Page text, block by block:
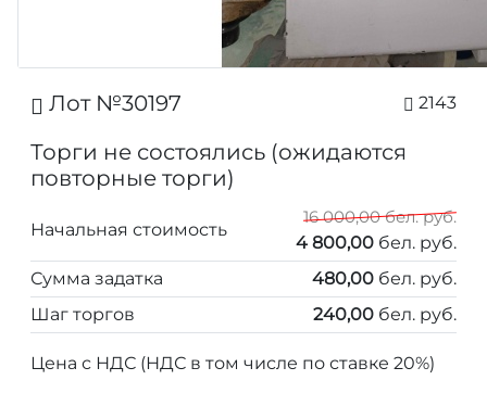
Лот №30197 2143
Торги не состоялись (ожидаются
повторные торги)
Начальная стоимость
16 000,00 бел. руб.
4 800,00 бел. руб.
Сумма задатка
480,00 бел. руб.
Шаг торгов
240,00 бел. руб.
Цена с НДС (НДС в том числе по ставке 20%)